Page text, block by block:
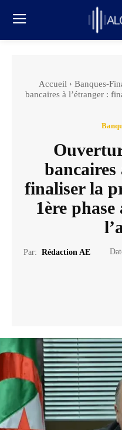
Accueil Banques-
bancaires à l’étranger :
bancaires
finaliser la
1ère
Par: Rédaction AE